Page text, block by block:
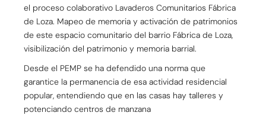
el proceso colaborativo Lavaderos Comunitarios Fábrica
de Loza. Mapeo de memoria y activación de patrimonios
de este espacio comunitario del barrio Fábrica de Loza,
visibilización del patrimonio y memoria barrial.
Desde el PEMP se ha defendido una norma que
garantice la permanencia de esa actividad residencial
popular, entendiendo que en las casas hay talleres y
potenciando centros de manzana